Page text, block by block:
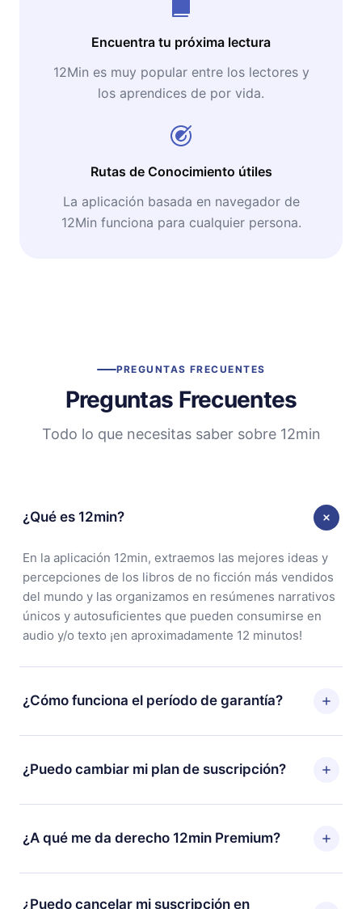
Encuentra tu próxima lectura
12Min es muy popular entre los lectores y
los aprendices de por vida.
Rutas de Conocimiento útiles
La aplicación basada en navegador de
12Min funciona para cualquier persona.
PREGUNTAS FRECUENTES
Preguntas Frecuentes
Todo lo que necesitas saber sobre 12min
¿Qué es 12min?
En la aplicación 12min, extraemos las mejores ideas y
percepciones de los libros de no ficción más vendidos
del mundo y las organizamos en resúmenes narrativos
únicos y autosuficientes que pueden consumirse en
audio y/o texto ¡en aproximadamente 12 minutos!
¿Cómo funciona el período de garantía?
Puedes descargar nuestra aplicación y comenzar a
disfrutar de nuestra biblioteca. Si por alguna razón no
estás satisfecho con nuestra plataforma, simplemente
a la compra y solicita el reembolso del valor. Recibirás
¿Puedo cambiar mi plan de suscripción?
Sí, pero el cambio solo se aplicará a partir del próximo
período de facturación. Por ejemplo, si decides
cambiar tu suscripción mensual a anual, después de
¿A qué me da derecho 12min Premium?
12min Premium es un plan que te garantiza acceso a
toda nuestra biblioteca de más de 2500 títulos
¿Puedo cancelar mi suscripción en